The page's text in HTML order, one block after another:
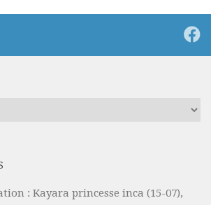
: Kayara princesse inca (15-07),